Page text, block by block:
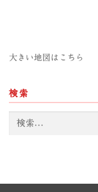
大きい地図はこちら
検索